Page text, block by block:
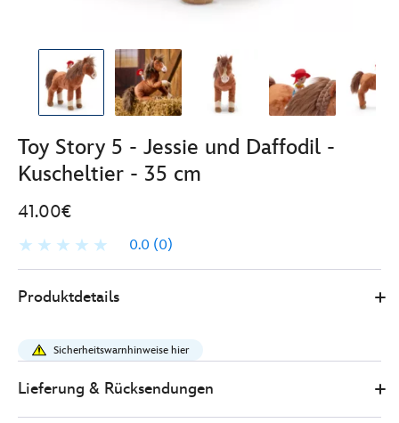
Toy Story 5 - Jessie und Daffodil -
Kuscheltier - 35 cm
41.00€
0.0 (0)
Store
41.00
Produktdetails
Sicherheitswarnhinweise hier
Lieferung & Rücksendungen